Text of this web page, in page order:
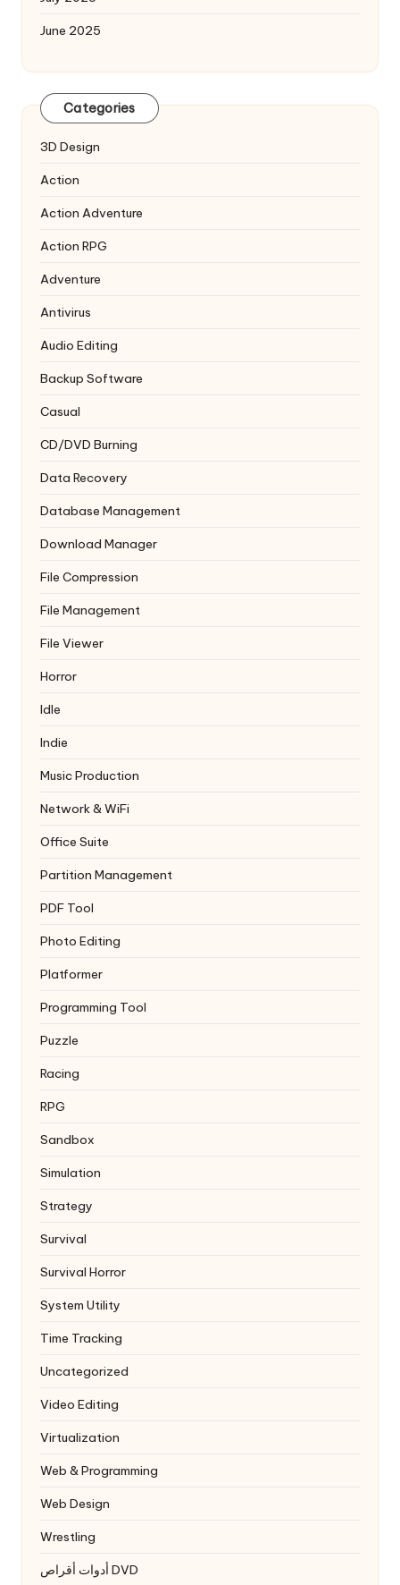
June 2025
Categories
3D Design
Action
Action Adventure
Action RPG
Adventure
Antivirus
Audio Editing
Backup Software
Casual
CD/DVD Burning
Data Recovery
Database Management
Download Manager
File Compression
File Management
File Viewer
Horror
Idle
Indie
Music Production
Network & WiFi
Office Suite
Partition Management
PDF Tool
Photo Editing
Platformer
Programming Tool
Puzzle
Racing
RPG
Sandbox
Simulation
Strategy
Survival
Survival Horror
System Utility
Time Tracking
Uncategorized
Video Editing
Virtualization
Web & Programming
Web Design
Wrestling
أدوات أقراص DVD